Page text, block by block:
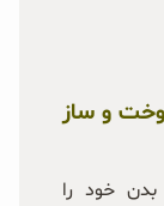
و ساز
بدن خود را